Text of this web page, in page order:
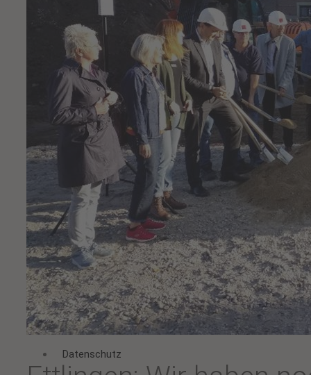
Nachhaltigkeit
Die REIF GRUPPE
Kompetenzen
Projekte
Nachunternehmen
Arbeiten bei LANG
Profis und Einsteiger
Ausbildung
Praktikum und Studium
Alle Stellenangebote
Downloads
Datenschutz